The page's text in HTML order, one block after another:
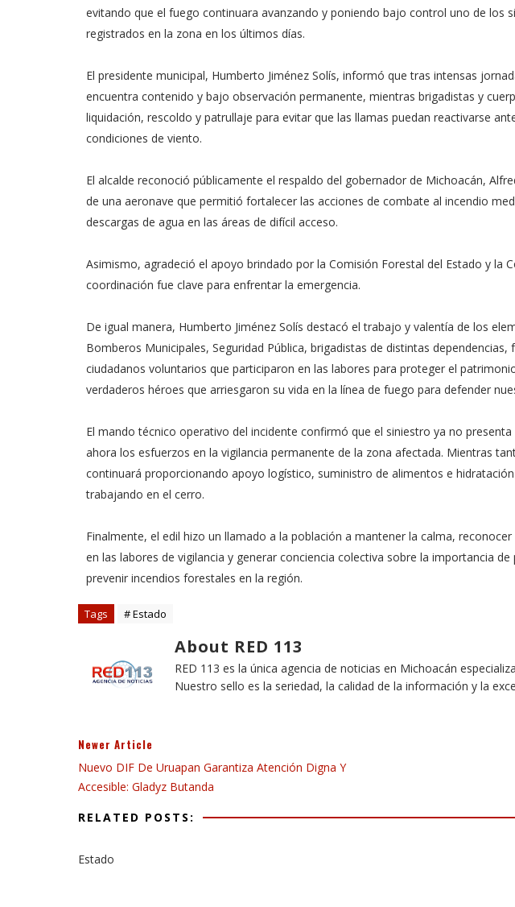
evitando que el fuego continuara avanzando y poniendo bajo control uno de los
registrados en la zona en los últimos días.
El presidente municipal, Humberto Jiménez Solís, informó que tras intensas
encuentra contenido y bajo observación permanente, mientras brigadistas y
liquidación, rescoldo y patrullaje para evitar que las llamas puedan reactivarse
condiciones de viento.
El alcalde reconoció públicamente el respaldo del gobernador de Michoacán,
de una aeronave que permitió fortalecer las acciones de combate al incendio
descargas de agua en las áreas de difícil acceso.
Asimismo, agradeció el apoyo brindado por la Comisión Forestal del Estado y la
coordinación fue clave para enfrentar la emergencia.
De igual manera, Humberto Jiménez Solís destacó el trabajo y valentía de los
Bomberos Municipales, Seguridad Pública, brigadistas de distintas
ciudadanos voluntarios que participaron en las labores para proteger el
verdaderos héroes que arriesgaron su vida en la línea de fuego para defender
El mando técnico operativo del incidente confirmó que el siniestro ya no
ahora los esfuerzos en la vigilancia permanente de la zona afectada. Mientras
continuará proporcionando apoyo logístico, suministro de alimentos e
trabajando en el cerro.
Finalmente, el edil hizo un llamado a la población a mantener la calma,
en las labores de vigilancia y generar conciencia colectiva sobre la importancia
prevenir incendios forestales en la región.
Tags # Estado
About RED 113
RED 113 es la única agencia de noticias en Michoacán
Nuestro sello es la seriedad, la calidad de la información y la
Newer Article
Nuevo DIF De Uruapan Garantiza Atención Digna Y
Accesible: Gladyz Butanda
RELATED POSTS:
Estado